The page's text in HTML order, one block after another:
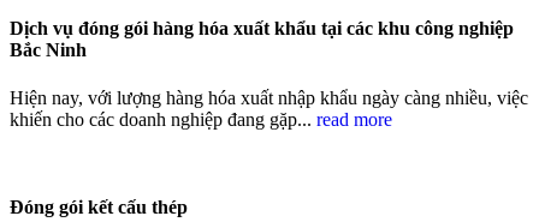
Dịch vụ đóng gói hàng hóa xuất khẩu tại các khu công nghiệp
Bắc Ninh
Hiện nay, với lượng hàng hóa xuất nhập khẩu ngày càng nhiều, việc
khiến cho các doanh nghiệp đang gặp... read more
Đóng gói kết cấu thép